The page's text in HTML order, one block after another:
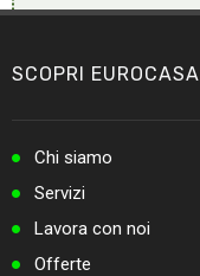
SCOPRI EUROCASA
Chi siamo
Servizi
Lavora con noi
Offerte